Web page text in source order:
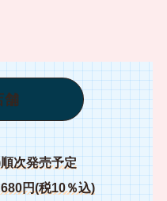
舗
次発売予定
円(税10％込)